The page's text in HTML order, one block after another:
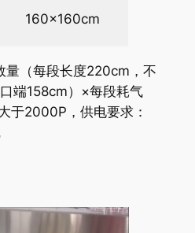
160×160cm
量（每段长度220cm，不
端158cm）×每段耗气
于2000P，供电要求：